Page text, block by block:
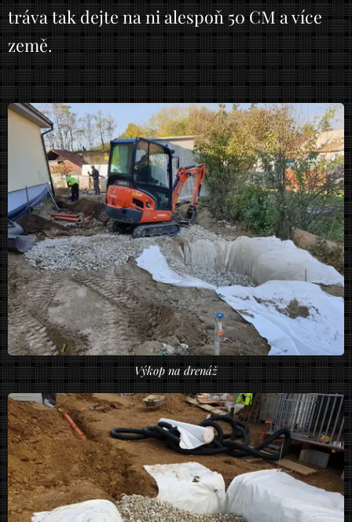
tráva tak dejte na ni alespoň 50 CM a více
země.
Výkop na drenáž